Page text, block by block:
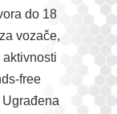
do 18
vozače,
aktivnosti
free